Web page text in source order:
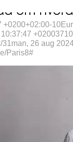
om
26 aug
Paris8#